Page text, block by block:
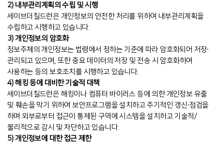
2) 내부관리계획의 수립 및 시행
세이브더칠드런은 개인정보의 안전한 처리를 위하여 내부관리계획을
수립하고 시행하고 있습니다.
3) 개인정보의 암호화
정보주체의 개인정보는 법령에서 정하는 기준에 따라 암호화되어 저장∙
관리되고 있으며, 또한 중요 데이터의 저장 및 전송 시 암호화하여
사용하는 등의 보호조치를 시행하고 있습니다.
4) 해킹 등에 대비한 기술적 대책
세이브더칠드런은 해킹이나 컴퓨터 바이러스 등에 의한 개인정보 유출
및 훼손을 막기 위하여 보안프로그램을 설치하고 주기적인 갱신∙점검을
하며 외부로부터 접근이 통제된 구역에 시스템을 설치하고 기술적/
물리적으로 감시 및 차단하고 있습니다.
5) 개인정보에 대한 접근 제한